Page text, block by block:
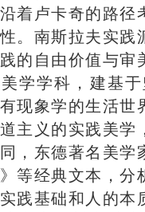
着卢卡奇的路径
。南斯拉夫实践
的自由价值与审
学学科，建基
现象学的生活世
主义的实践美学
，东德著名美学
等经典文本，分
践基础和人的本